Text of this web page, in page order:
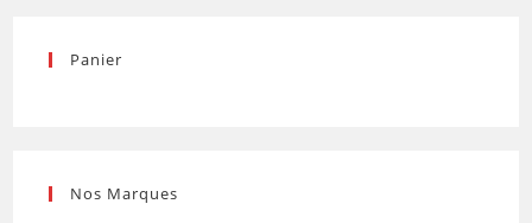
Panier
Nos Marques